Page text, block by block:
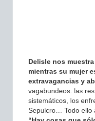
Delisle nos
mientras su mujer
extravagancias y
vagabundeos: las
sistemáticos, los
Sepulcro… Todo ello